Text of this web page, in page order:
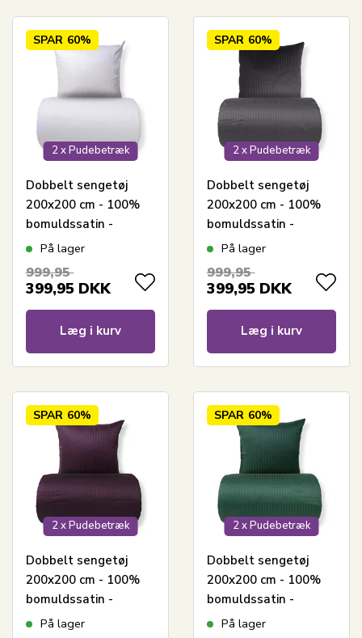
2 x Pudebetræk
SPAR 60%
Dobbelt sengetøj
200x200 cm - 100%
bomuldssatin -
Klassisk hvide striber
På lager
999,95
399,95 DKK
Læg i kurv
2 x Pudebetræk
SPAR 60%
Dobbelt sengetøj
200x200 cm - 100%
bomuldssatin -
Klassisk mørkegrå
På lager
999,95
399,95 DKK
Læg i kurv
2 x Pudebetræk
SPAR 60%
Dobbelt sengetøj
200x200 cm - 100%
bomuldssatin -
Klassisk lilla striber
På lager
2 x Pudebetræk
SPAR 60%
Dobbelt sengetøj
200x200 cm - 100%
bomuldssatin -
Klassisk grønne
På lager